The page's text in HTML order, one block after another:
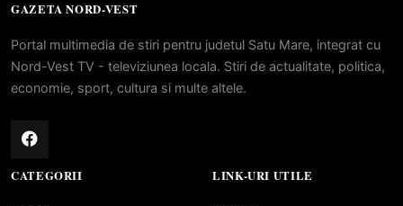
GAZETA NORD-VEST
Portal multimedia de stiri pentru judetul Satu Mare, integrat cu
Nord-Vest TV - televiziunea locala. Stiri de actualitate, politica,
economie, sport, cultura si multe altele.
CATEGORII LINK-URI UTILE